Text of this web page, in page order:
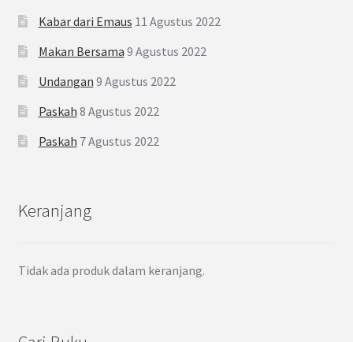
Kabar dari Emaus 11 Agustus 2022
Makan Bersama 9 Agustus 2022
Undangan 9 Agustus 2022
Paskah 8 Agustus 2022
Paskah 7 Agustus 2022
Keranjang
Tidak ada produk dalam keranjang.